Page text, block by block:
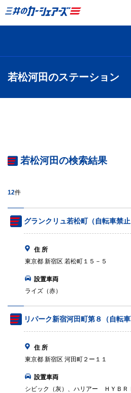
若松河田のステーション
若松河田の検索結果
12件
グランクリュ若松町（自転車禁止
住 所
東京都 新宿区 若松町１５－５
設置車両
ライズ（赤）
リパーク新宿河田町第８（自転車
住 所
東京都 新宿区 河田町２ー１１
設置車両
シビック（灰）、ハリアー ＨＹＢＲ